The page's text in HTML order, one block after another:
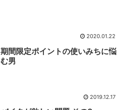
2020.01.22
期間限定ポイントの使いみちに悩
む男
2019.12.17